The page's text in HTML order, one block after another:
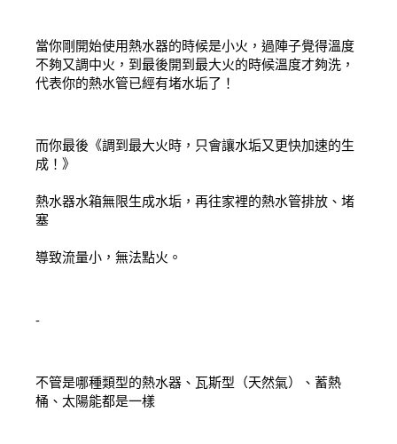
當你剛開始使用熱水器的時候是小火，過陣子覺得溫度
不夠又調中火，到最後開到最大火的時候溫度才夠洗，
代表你的熱水管已經有堵水垢了！
而你最後《調到最大火時，只會讓水垢又更快加速的生
成！》
熱水器水箱無限生成水垢，再往家裡的熱水管排放、堵
塞
導致流量小，無法點火。
-
不管是哪種類型的熱水器、瓦斯型（天然氣）、蓄熱
桶、太陽能都是一樣